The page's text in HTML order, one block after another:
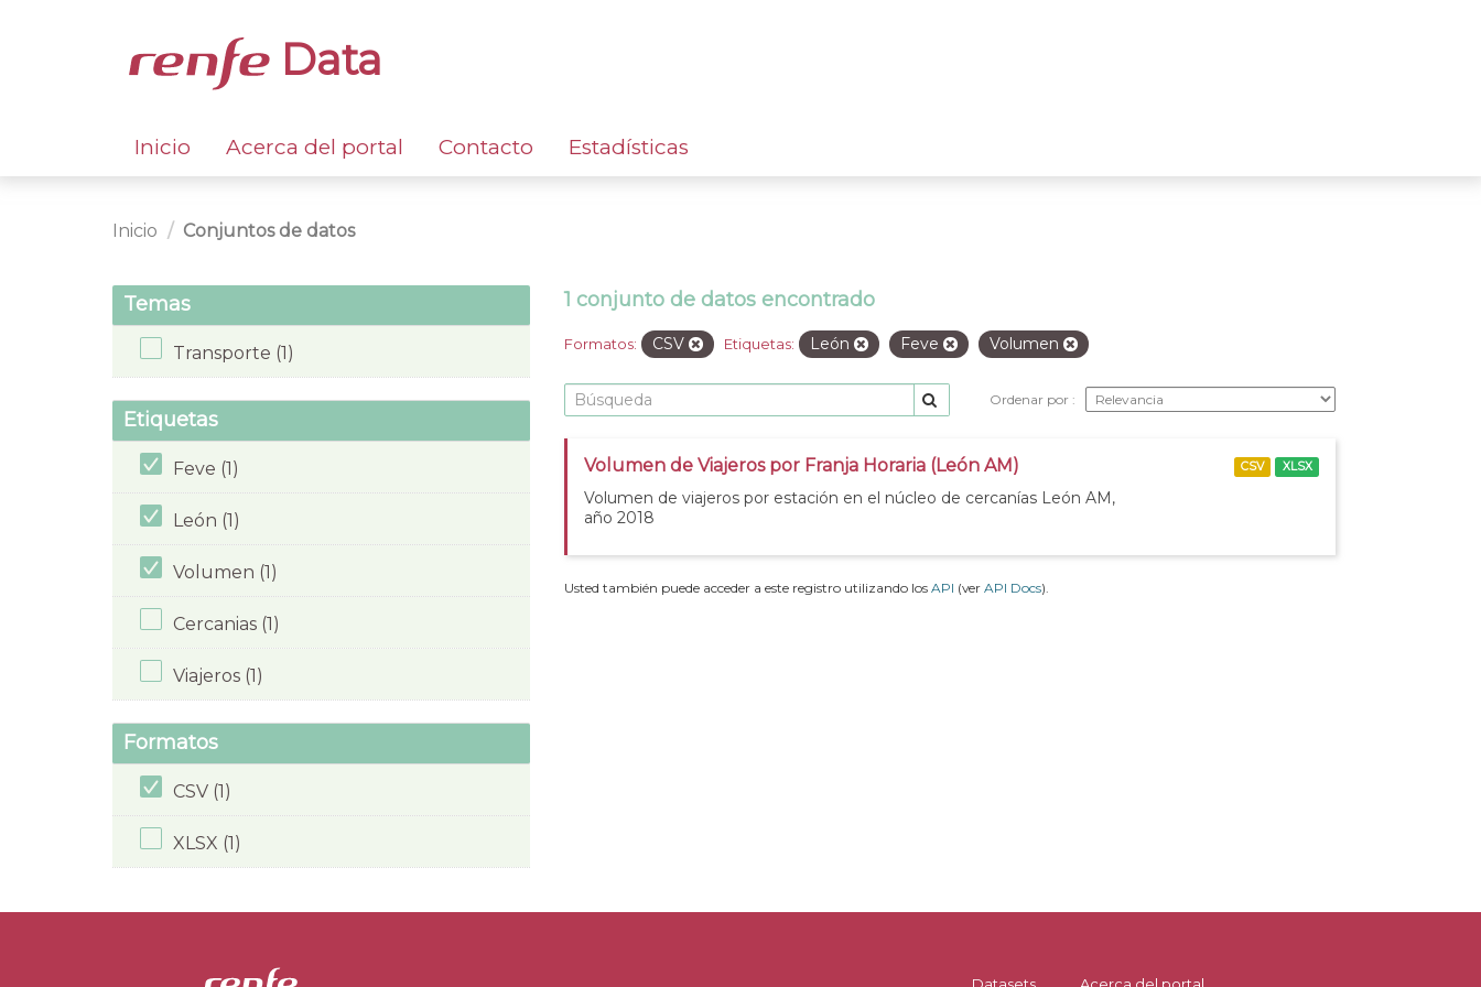
Data
Inicio Acerca del portal Contacto Estadísticas
Inicio Conjuntos de datos
Temas
Transporte (1)
Etiquetas
Feve (1)
León (1)
Volumen (1)
Cercanias (1)
Viajeros (1)
Formatos
CSV (1)
XLSX (1)
1 conjunto de datos encontrado
Formatos: CSV Etiquetas: León Feve Volumen
Ordenar por
Volumen de Viajeros por Franja Horaria (León AM)
Volumen de viajeros por estación en el núcleo de cercanías León AM,
año 2018
CSV XLSX
Usted también puede acceder a este registro utilizando los API (ver API Docs).
Datasets Acerca del portal